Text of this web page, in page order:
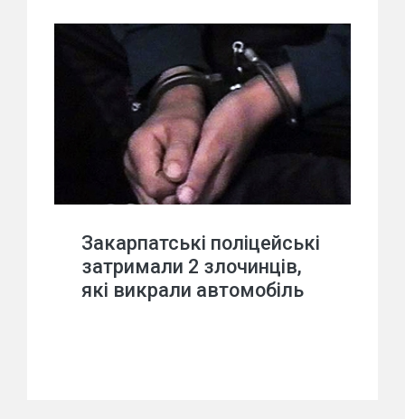
Закарпатські поліцейські
затримали 2 злочинців,
які викрали автомобіль